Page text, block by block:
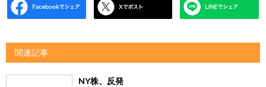
関連記事
NY株、反発